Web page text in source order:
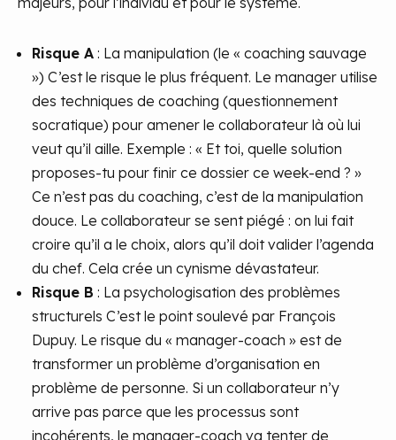
Risque A : La manipulation (le « coaching sauvage
») C’est le risque le plus fréquent. Le manager utilise
des techniques de coaching (questionnement
socratique) pour amener le collaborateur là où lui
veut qu’il aille. Exemple : « Et toi, quelle solution
proposes-tu pour finir ce dossier ce week-end ? »
Ce n’est pas du coaching, c’est de la manipulation
douce. Le collaborateur se sent piégé : on lui fait
croire qu’il a le choix, alors qu’il doit valider l’agenda
du chef. Cela crée un cynisme dévastateur.
Risque B : La psychologisation des problèmes
structurels C’est le point soulevé par François
Dupuy. Le risque du « manager-coach » est de
transformer un problème d’organisation en
problème de personne. Si un collaborateur n’y
arrive pas parce que les processus sont
incohérents, le manager-coach va tenter de